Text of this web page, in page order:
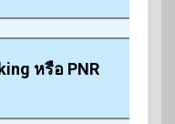
หรือ PNR